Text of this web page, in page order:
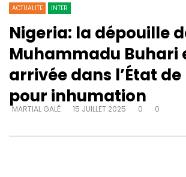
ACTUALITE INTER
Nigeria: la dépouille
Muhammadu Buhari
arrivée dans l’État
pour inhumation
MARTIAL GALÉ 15 JUILLET 2025 0 0